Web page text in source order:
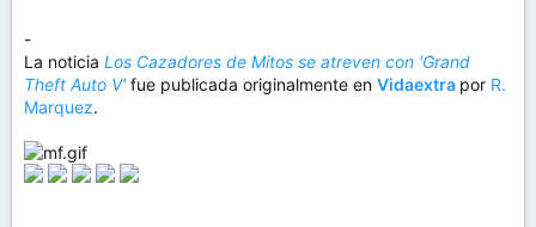
-
La noticia Los Cazadores de Mitos se atreven con 'Grand
Theft Auto V' fue publicada originalmente en Vidaextra por R.
Marquez.